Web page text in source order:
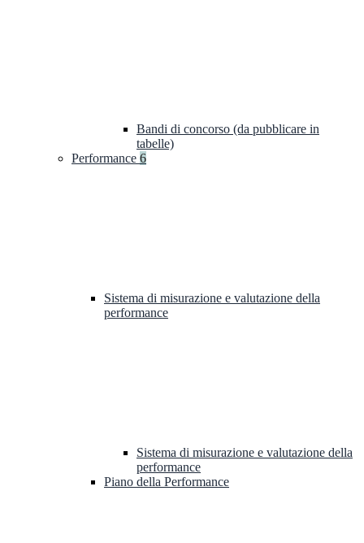
Bandi di concorso (da pubblicare in
tabelle)
Performance 6
Sistema di misurazione e valutazione della
performance
Sistema di misurazione e valutazione della
performance
Piano della Performance